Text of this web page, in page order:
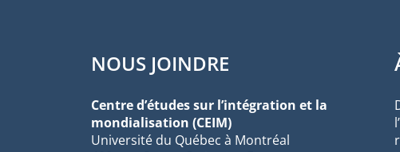
NOUS JOINDRE
Centre d’études sur l’intégration et la
mondialisation (CEIM)
Université du Québec à Montréal